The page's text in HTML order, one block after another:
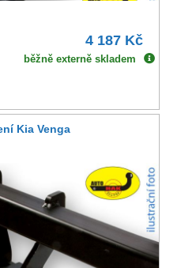
4 187 Kč
běžně externě skladem
Kia Venga